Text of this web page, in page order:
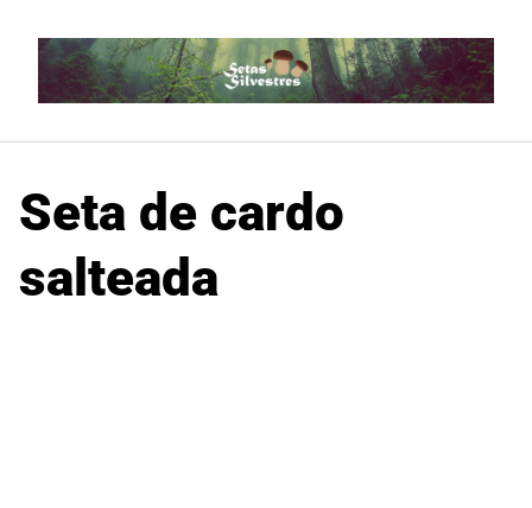
contenido
Seta de cardo
salteada